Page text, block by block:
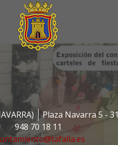
Plaza Navarra 5 -
948 70 18 11